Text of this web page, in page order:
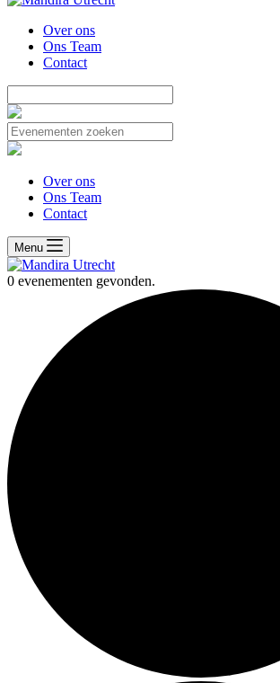
Over ons
Ons Team
Contact
Over ons
Ons Team
Contact
Menu
0 evenementen gevonden.